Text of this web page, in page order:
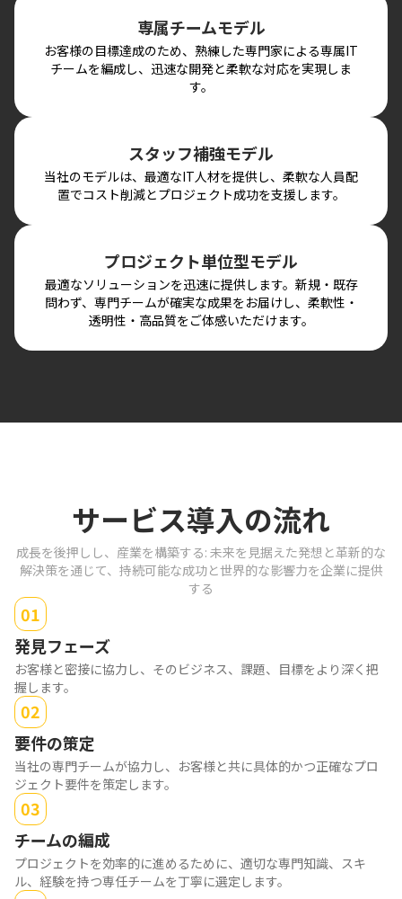
専属チームモデル
お客様の目標達成のため、熟練した専門家による専属IT
チームを編成し、迅速な開発と柔軟な対応を実現しま
す。
スタッフ補強モデル
当社のモデルは、最適なIT人材を提供し、柔軟な人員配
置でコスト削減とプロジェクト成功を支援します。
プロジェクト単位型モデル
最適なソリューションを迅速に提供します。新規・既存
問わず、専門チームが確実な成果をお届けし、柔軟性・
透明性・高品質をご体感いただけます。
サービス導入の流れ
成長を後押しし、産業を構築する: 未来を見据えた発想と革新的な
解決策を通じて、持続可能な成功と世界的な影響力を企業に提供
する
01
発見フェーズ
お客様と密接に協力し、そのビジネス、課題、目標をより深く把
握します。
02
要件の策定
当社の専門チームが協力し、お客様と共に具体的かつ正確なプロ
ジェクト要件を策定します。
03
チームの編成
プロジェクトを効率的に進めるために、適切な専門知識、スキ
ル、経験を持つ専任チームを丁寧に選定します。